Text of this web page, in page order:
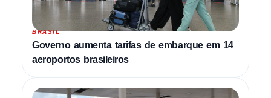
BRASIL
Governo aumenta tarifas de embarque em 14
aeroportos brasileiros